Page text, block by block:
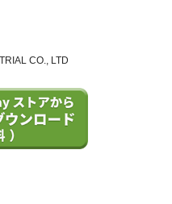
CO., LTD